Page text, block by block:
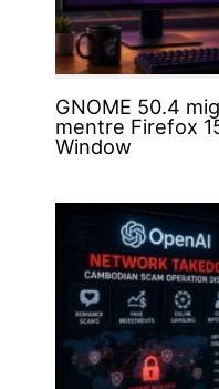
GNOME 50.4
mentre Firefox
Window